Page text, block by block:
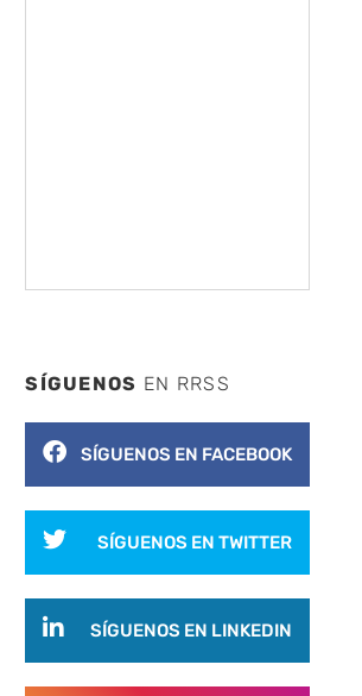
SÍGUENOS EN RRSS
SÍGUENOS EN FACEBOOK
SÍGUENOS EN TWITTER
SÍGUENOS EN LINKEDIN